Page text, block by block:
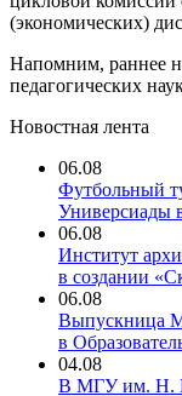
(экономических)
Напомним, раннее
педагогических
Новостная лента
06.08
Футбольный
Универсиады
06.08
Институт
в создании
06.08
Выпускница
в
04.08
В МГУ им. Н.